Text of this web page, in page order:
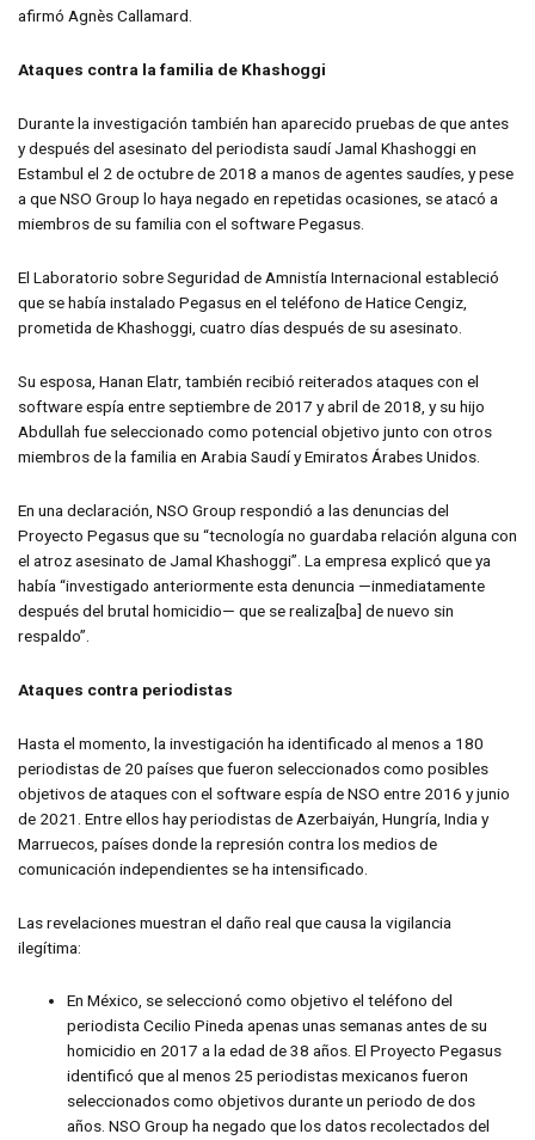
afirmó AgnèsCallamard.
Ataques contra la familia de Khashoggi
Durante la investigación también han aparecido pruebas de que antes
y después del asesinato del periodista saudí Jamal Khashoggi en
Estambul el 2 de octubre de 2018 a manos de agentes saudíes, y pese
a que NSO Group lo haya negado en repetidas ocasiones, se atacó a
miembros de su familia con el software Pegasus.
El Laboratorio sobre Seguridad de Amnistía Internacional estableció
que se había instalado Pegasus en el teléfono de Hatice Cengiz,
prometida de Khashoggi, cuatro días después de su asesinato.
Su esposa, Hanan Elatr, también recibió reiterados ataques con el
software espía entre septiembre de 2017 y abril de 2018, y su hijo
Abdullah fue seleccionado como potencial objetivo junto con otros
miembros de la familia en Arabia Saudí y Emiratos Árabes Unidos.
En una declaración, NSO Group respondió a las denuncias del
Proyecto Pegasus que su “tecnología no guardaba relación alguna con
el atroz asesinato de Jamal Khashoggi”. La empresa explicó que ya
había “investigado anteriormente esta denuncia —inmediatamente
después del brutal homicidio— que se realiza[ba] de nuevo sin
respaldo”.
Ataques contra periodistas
Hasta el momento, la investigación ha identificado al menos a 180
periodistas de 20 países que fueron seleccionados como posibles
objetivos de ataques con el software espía de NSO entre 2016 y junio
de 2021. Entre ellos hay periodistas de Azerbaiyán, Hungría, India y
Marruecos, países donde la represión contra los medios de
comunicación independientes se ha intensificado.
Las revelaciones muestran el daño real que causa la vigilancia
ilegítima:
En México, se seleccionó como objetivo el teléfono del
periodista Cecilio Pineda apenas unas semanas antes de su
homicidio en 2017 a la edad de 38 años. El Proyecto Pegasus
identificó que al menos 25 periodistas mexicanos fueron
seleccionados como objetivos durante un periodo de dos
años. NSO Group ha negado que los datos recolectados del